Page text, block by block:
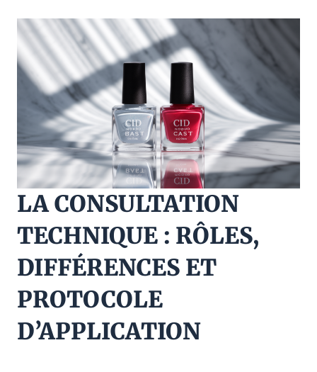
LA CONSULTATION
TECHNIQUE : RÔLES,
DIFFÉRENCES ET
PROTOCOLE
D’APPLICATION